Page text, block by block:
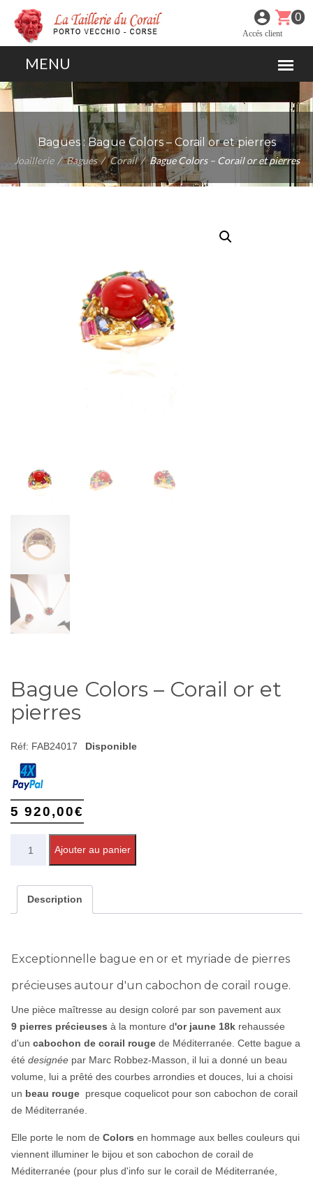
0
Accés client
Bagues :Bague Colors – Corail or et pierres
Joaillerie Bagues Corail Bague Colors – Corail or et pierres
Bague Colors – Corail or et
pierres
Réf: FAB24017 Disponible
5 920,00€
Ajouter au panier
Description
Exceptionnelle bague en or et myriade de pierres
précieuses autour d'un cabochon de corail rouge.
Une pièce maîtresse au design coloré par son pavement aux
9 pierres précieuses à la monture d'or jaune 18k rehaussée
d'un cabochon de corail rouge de Méditerranée. Cette bague a
été designée par Marc Robbez-Masson, il lui a donné un beau
volume, lui a prêté des courbes arrondies et douces, lui a choisi
un beau rouge presque coquelicot pour son cabochon de corail
de Méditerranée.
Elle porte le nom de Colors en hommage aux belles couleurs qui
viennent illuminer le bijou et son cabochon de corail de
Méditerranée (pour plus d'info sur le corail de Méditerranée,